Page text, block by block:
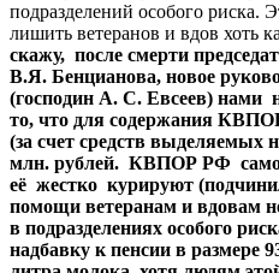
подразделений особого риска.
лишить ветеранов и вдов хоть
скажу, после смерти
В.Я. Бенцианова, новое
(господин А. С. Евсеев) нами
то, что для содержания
(за счет средств
млн. рублей. КВПОР РФ
её жестко курируют
помощи ветеранам и вдовам
в подразделениях особого
надбавку к пенсии в размере